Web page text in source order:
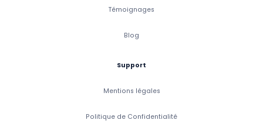
Témoignages
Blog
Support
Mentions légales
Politique de Confidentialité